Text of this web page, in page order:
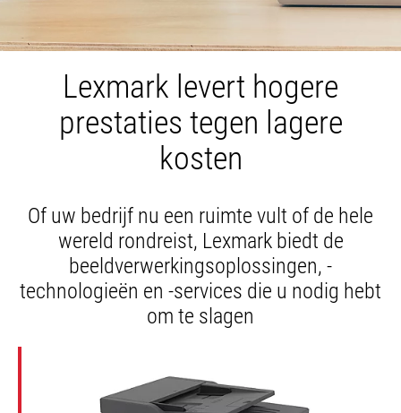
a
tab
Lexmark levert hogere
prestaties tegen lagere
kosten
Of uw bedrijf nu een ruimte vult of de hele
wereld rondreist, Lexmark biedt de
beeldverwerkingsoplossingen, -
technologieën en -services die u nodig hebt
om te slagen